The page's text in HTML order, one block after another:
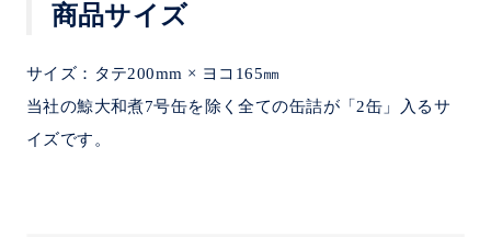
商品サイズ
サイズ：タテ200mm × ヨコ165㎜
当社の鯨大和煮7号缶を除く全ての缶詰が「2缶」入るサ
イズです。